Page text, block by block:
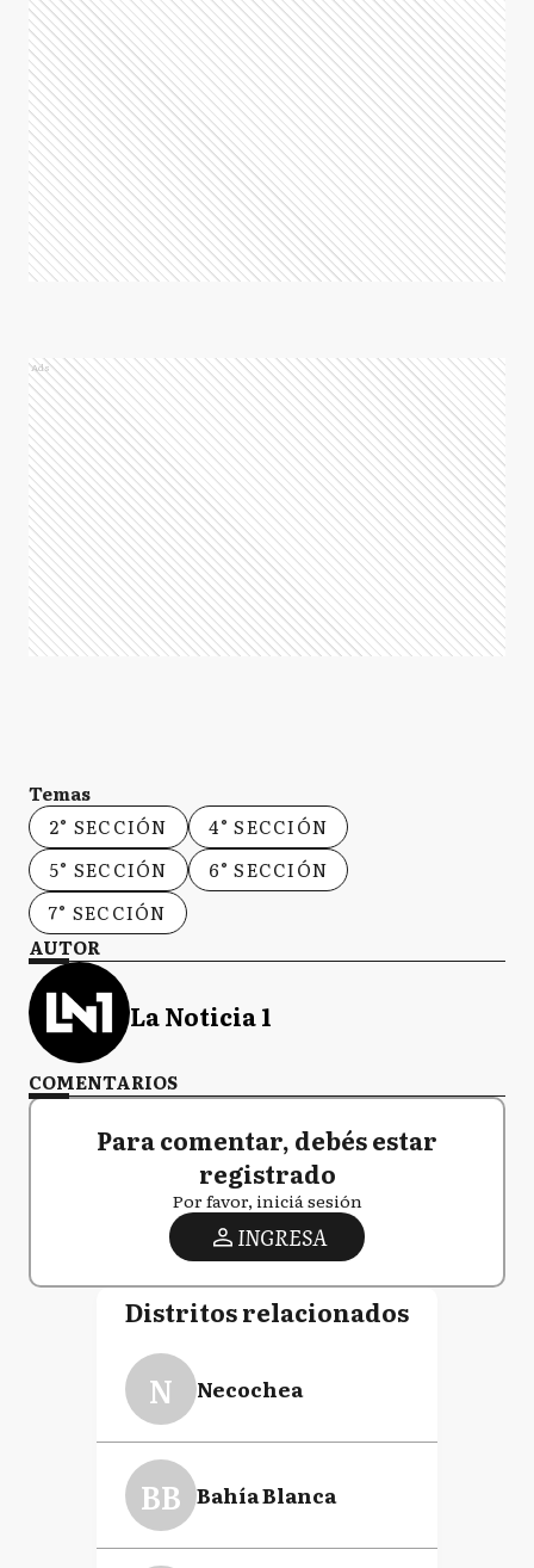
Ads
Temas
2° SECCIÓN
4° SECCIÓN
5° SECCIÓN
6° SECCIÓN
7° SECCIÓN
AUTOR
La Noticia 1
COMENTARIOS
Para comentar, debés estar
registrado
Por favor, iniciá sesión
INGRESA
Distritos relacionados
N Necochea
BB Bahía Blanca